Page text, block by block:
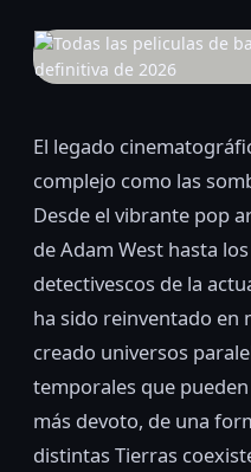
El legado
complejo como las
Desde el vibrante pop
de Adam West hasta
detectivescos de la
ha sido reinventado en
creado universos
temporales que
más devoto, de una
distintas Tierras